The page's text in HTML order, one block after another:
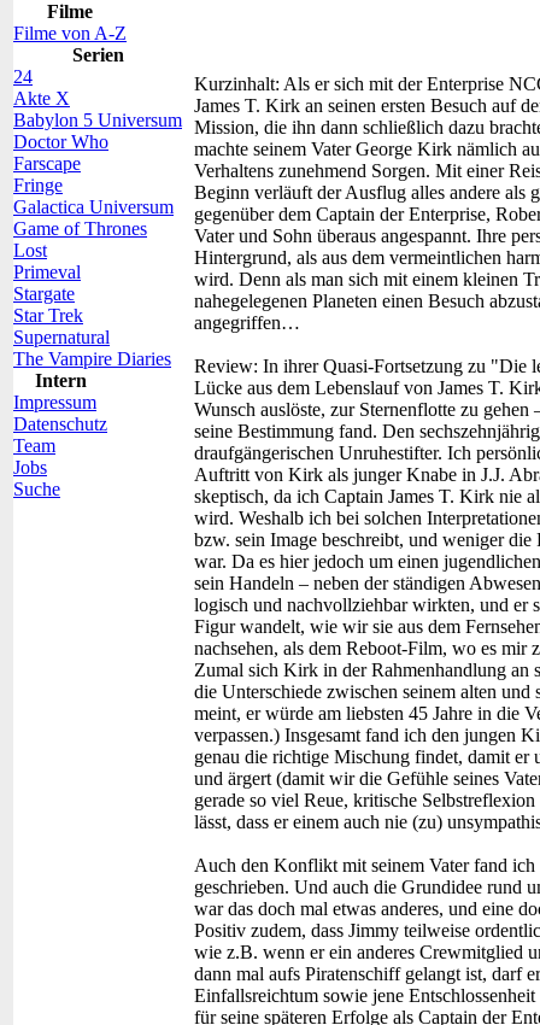
Filme
Filme von A-Z
Serien
24
Akte X
Babylon 5 Universum
Doctor Who
Farscape
Fringe
Galactica Universum
Game of Thrones
Lost
Primeval
Stargate
Star Trek
Supernatural
The Vampire Diaries
Intern
Impressum
Datenschutz
Team
Jobs
Suche
Kurzinhalt: Als er sich mit der Enterprise
James T. Kirk an seinen ersten Besuch auf
Mission, die ihn dann schließlich dazu
machte seinem Vater George Kirk nämlich
Verhaltens zunehmend Sorgen. Mit einer
Beginn verläuft der Ausflug alles andere als
gegenüber dem Captain der Enterprise,
Vater und Sohn überaus angespannt. Ihre
Hintergrund, als aus dem vermeintlichen
wird. Denn als man sich mit einem kleinen
nahegelegenen Planeten einen Besuch
angegriffen…
Review: In ihrer Quasi-Fortsetzung zu "Die
Lücke aus dem Lebenslauf von James T.
Wunsch auslöste, zur Sternenflotte zu
seine Bestimmung fand. Den
draufgängerischen Unruhestifter. Ich
Auftritt von Kirk als junger Knabe in J.J.
skeptisch, da ich Captain James T. Kirk nie
wird. Weshalb ich bei solchen
bzw. sein Image beschreibt, und weniger
war. Da es hier jedoch um einen
sein Handeln – neben der ständigen
logisch und nachvollziehbar wirkten, und er
Figur wandelt, wie wir sie aus dem
nachsehen, als dem Reboot-Film, wo es mir
Zumal sich Kirk in der Rahmenhandlung an
die Unterschiede zwischen seinem alten
meint, er würde am liebsten 45 Jahre in die
verpassen.) Insgesamt fand ich den jungen
genau die richtige Mischung findet, damit er
und ärgert (damit wir die Gefühle seines
gerade so viel Reue, kritische
lässt, dass er einem auch nie (zu)
Auch den Konflikt mit seinem Vater fand
geschrieben. Und auch die Grundidee rund
war das doch mal etwas anderes, und eine
Positiv zudem, dass Jimmy teilweise
wie z.B. wenn er ein anderes Crewmitglied
dann mal aufs Piratenschiff gelangt ist, darf
Einfallsreichtum sowie jene
für seine späteren Erfolge als Captain der